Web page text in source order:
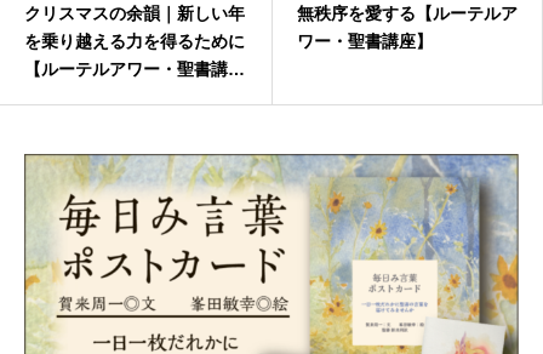
クリスマスの余韻｜新しい年
を乗り越える力を得るために
【ルーテルアワー・聖書講
無秩序を愛する【ルーテルア
ワー・聖書講座】